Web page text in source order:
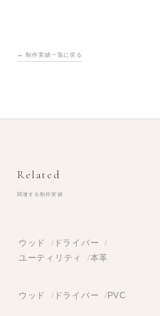
← 制作実績一覧に戻る
Related
関連する制作実績
ウッド
ドライバー
ユーティリティ
本革
ウッド ドライバー PVC